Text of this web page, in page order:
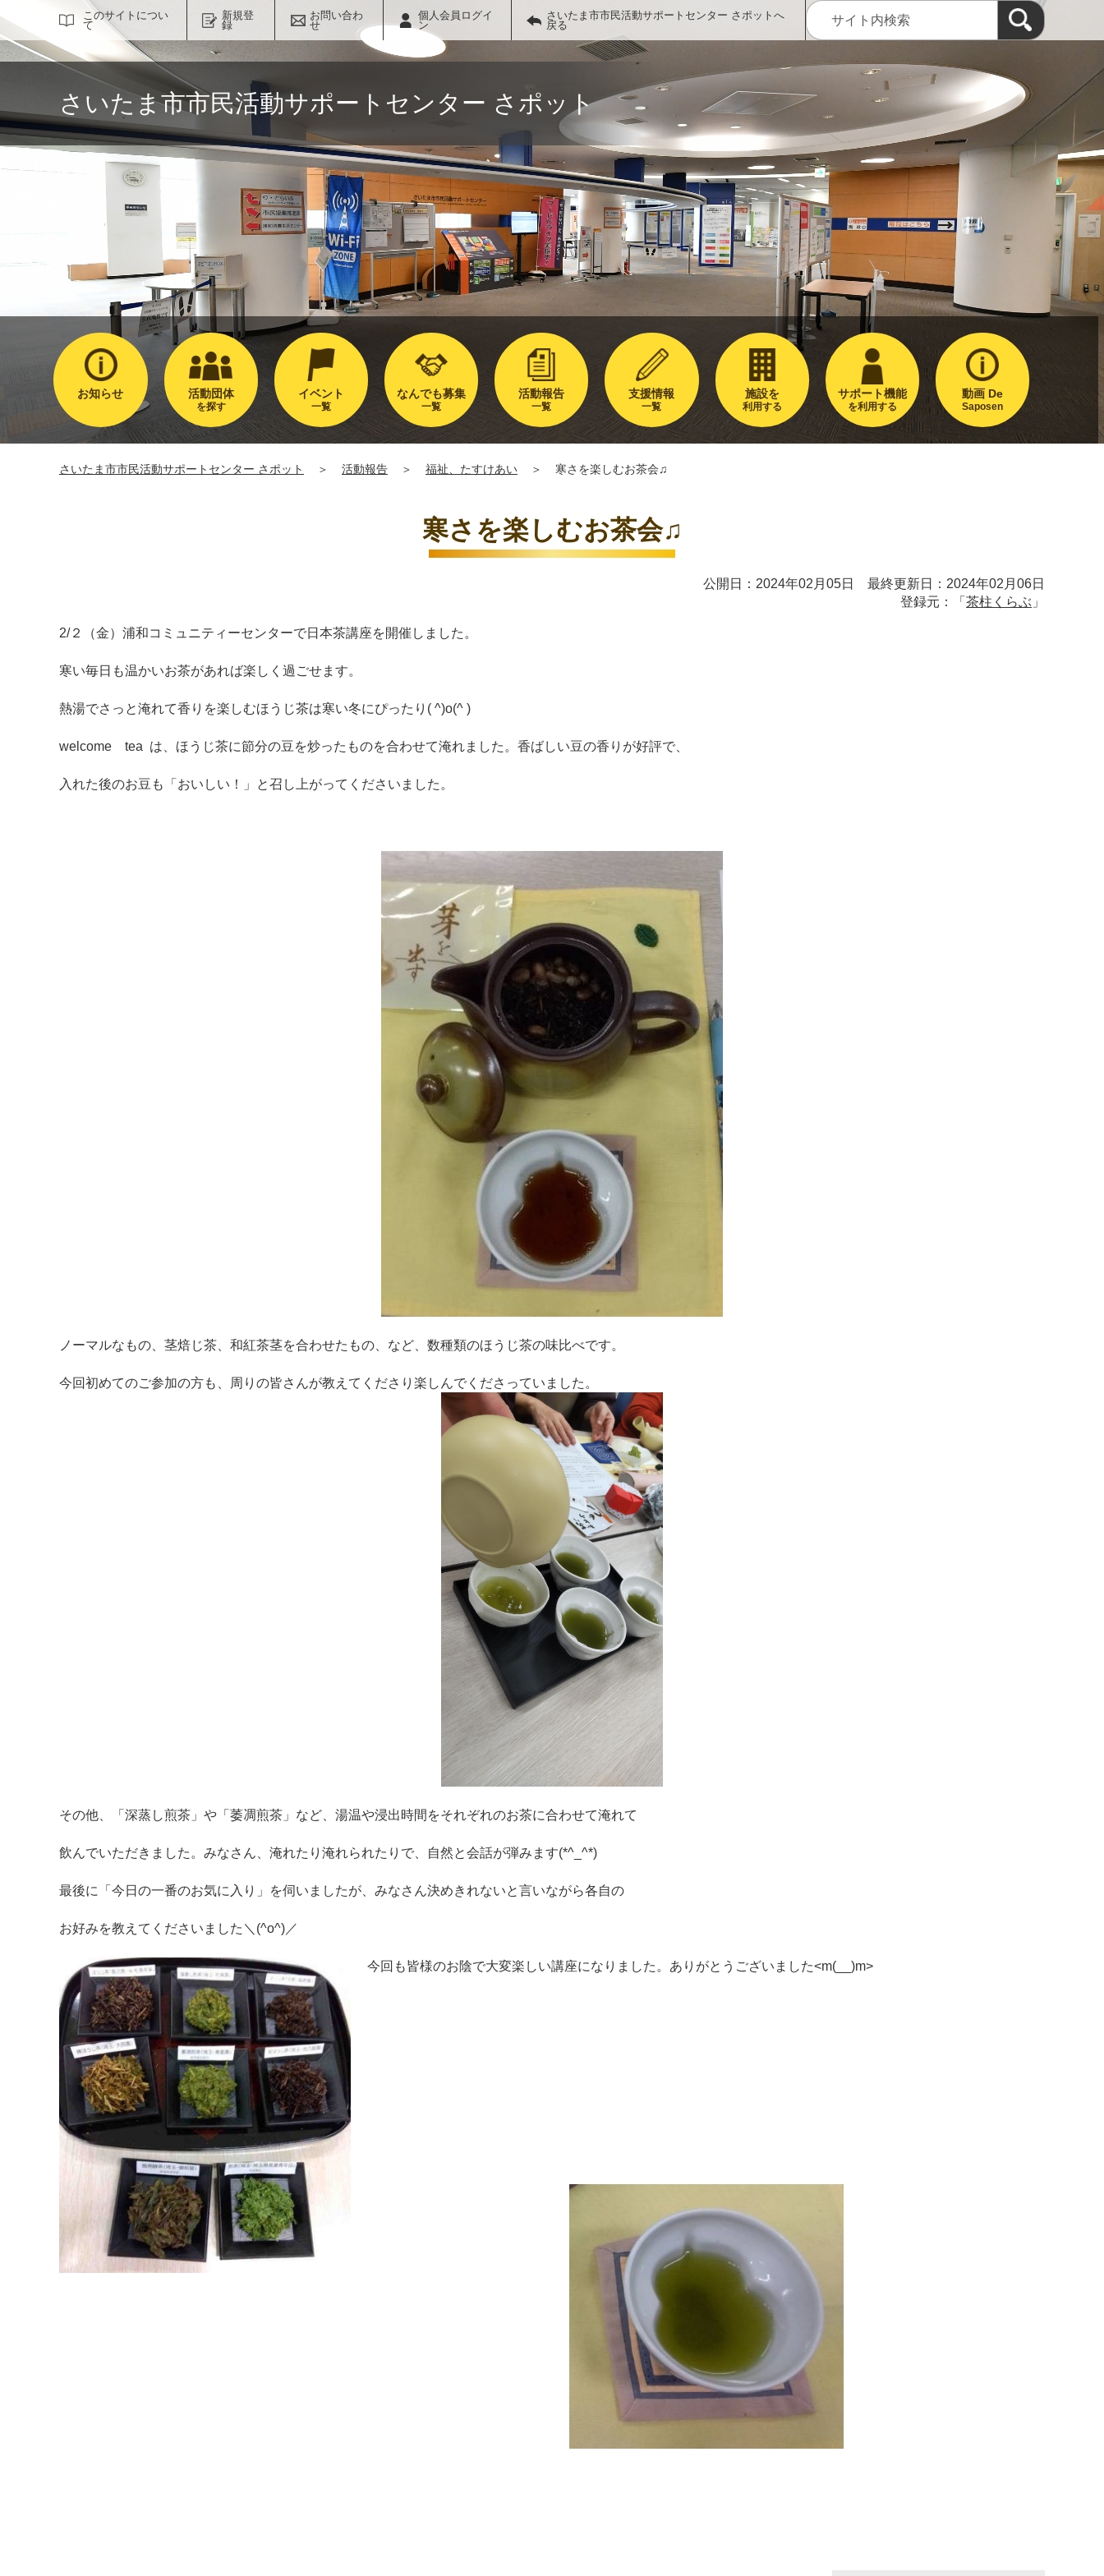
このサイトについ
て
新規登
録
お問い合わ
せ
個人会員ログイ
ン
さいたま市市民活動サポートセンター さポットへ
戻る
さいたま市市民活動サポートセンター さポット
お知らせ 活動団体
を探す
イベント
一覧
なんでも募集
一覧
活動報告
一覧
支援情報
一覧
施設を
利用する
サポート機能
を利用する
動画 De
Saposen
さいたま市市民活動サポートセンター さポット ＞ 活動報告 ＞ 福祉、たすけあい ＞ 寒さを楽しむお茶会♫
寒さを楽しむお茶会♫
公開日：2024年02月05日 最終更新日：2024年02月06日
登録元：「 茶柱くらぶ 」
2/２（金）浦和コミュニティーセンターで日本茶講座を開催しました。
寒い毎日も温かいお茶があれば楽しく過ごせます。
熱湯でさっと淹れて香りを楽しむほうじ茶は寒い冬にぴったり( ^)o(^ )
welcome tea は、ほうじ茶に節分の豆を炒ったものを合わせて淹れました。香ばしい豆の香りが好評で、
入れた後のお豆も「おいしい！」と召し上がってくださいました。
ノーマルなもの、茎焙じ茶、和紅茶茎を合わせたもの、など、数種類のほうじ茶の味比べです。
今回初めてのご参加の方も、周りの皆さんが教えてくださり楽しんでくださっていました。
その他、「深蒸し煎茶」や「萎凋煎茶」など、湯温や浸出時間をそれぞれのお茶に合わせて淹れて
飲んでいただきました。みなさん、淹れたり淹れられたりで、自然と会話が弾みます(*^_^*)
最後に「今日の一番のお気に入り」を伺いましたが、みなさん決めきれないと言いながら各自の
お好みを教えてくださいました＼(^o^)／
今回も皆様のお陰で大変楽しい講座になりました。ありがとうございました<m(__)m>